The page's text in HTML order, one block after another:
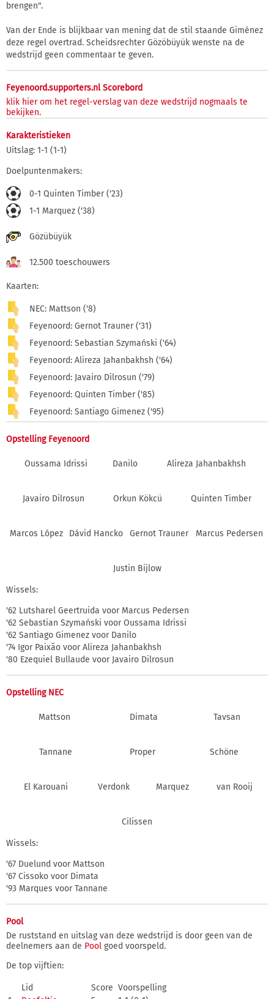
brengen".
Van der Ende is blijkbaar van mening dat de stil staande Giménez
deze regel overtrad. Scheidsrechter Gözöbüyük wenste na de
wedstrijd geen commentaar te geven.
Feyenoord.supporters.nl Scorebord
klik hier om het regel-verslag van deze wedstrijd nogmaals te
bekijken.
Karakteristieken
Uitslag: 1-1 (1-1)
Doelpuntenmakers:
0-1 Quinten Timber ('23)
1-1 Marquez ('38)
Gözübüyük
12.500 toeschouwers
Kaarten:
NEC: Mattson ('8)
Feyenoord: Gernot Trauner ('31)
Feyenoord: Sebastian Szymański ('64)
Feyenoord: Alireza Jahanbakhsh ('64)
Feyenoord: Javairo Dilrosun ('79)
Feyenoord: Quinten Timber ('85)
Feyenoord: Santiago Gimenez ('95)
Opstelling Feyenoord
Oussama Idrissi Danilo Alireza Jahanbakhsh
Javairo Dilrosun Orkun Kökcü Quinten Timber
Marcos López Dávid Hancko Gernot Trauner Marcus Pedersen
Justin Bijlow
Wissels:
'62 Lutsharel Geertruida voor Marcus Pedersen
'62 Sebastian Szymański voor Oussama Idrissi
'62 Santiago Gimenez voor Danilo
'74 Igor Paixão voor Alireza Jahanbakhsh
'80 Ezequiel Bullaude voor Javairo Dilrosun
Opstelling NEC
Mattson Dimata Tavsan
Tannane Proper Schöne
El Karouani Verdonk Marquez van Rooij
Cilissen
Wissels:
'67 Duelund voor Mattson
'67 Cissoko voor Dimata
'93 Marques voor Tannane
Pool
De ruststand en uitslag van deze wedstrijd is door geen van de
deelnemers aan de Pool goed voorspeld.
De top vijftien:
Lid Score Voorspelling